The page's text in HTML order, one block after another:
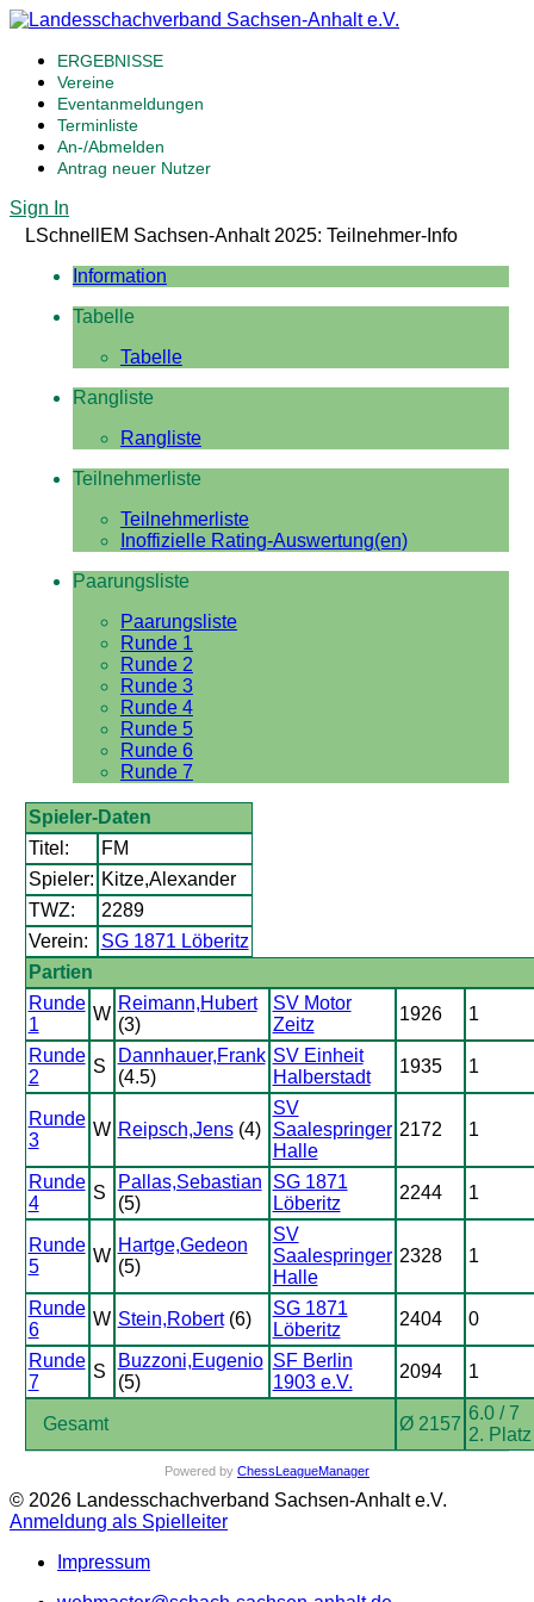
ERGEBNISSE
Vereine
Eventanmeldungen
Terminliste
An-/Abmelden
Antrag neuer Nutzer
Sign In
LSchnellEM Sachsen-Anhalt 2025: Teilnehmer-Info
Information
Tabelle
Tabelle
Rangliste
Rangliste
Teilnehmerliste
Teilnehmerliste
Inoffizielle Rating-Auswertung(en)
Paarungsliste
Paarungsliste
Runde 1
Runde 2
Runde 3
Runde 4
Runde 5
Runde 6
Runde 7
Spieler-Daten
Titel:
FM
Spieler: Kitze,Alexander
TWZ:
2289
Verein:
SG 1871 Löberitz
Partien
Runde
1
W
Reimann,Hubert
(3)
SV Motor
Zeitz
1926 1
Runde
2
S
Dannhauer,Frank
(4.5)
SV Einheit
Halberstadt
1935 1
Runde
3
W Reipsch,Jens(4)
SV
Saalespringer
Halle
2172 1
Runde
4
S
Pallas,Sebastian
(5)
SG 1871
Löberitz
2244 1
Runde
5
W
Hartge,Gedeon
(5)
SV
Saalespringer
Halle
2328 1
Runde
6
W Stein,Robert(6)
SG 1871
Löberitz
2404 0
Runde
7
S
Buzzoni,Eugenio
(5)
SF Berlin
1903 e.V.
2094 1
Gesamt Ø 2157
6.0 / 7
2. Platz
Powered by ChessLeagueManager
© 2026 Landesschachverband Sachsen-Anhalt e.V.
Anmeldung als Spielleiter
Impressum